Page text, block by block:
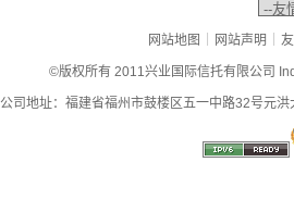
网站地图 | 网站声明 |
©版权所有 2011兴业国际信托有限公司
公司地址：福建省福州市鼓楼区五一中路32号元